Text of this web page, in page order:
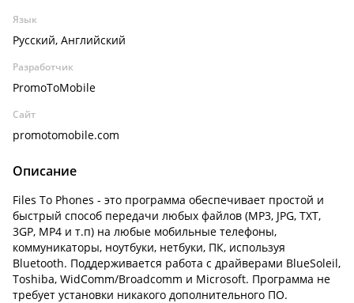
Язык
Русский, Английский
Разработчик
PromoToMobile
Сайт
promotomobile.com
Описание
Files To Phones - это программа обеспечивает простой и
быстрый способ передачи любых файлов (MP3, JPG, TXT,
3GP, MP4 и т.п) на любые мобильные телефоны,
коммуникаторы, ноутбуки, нетбуки, ПК, используя
Bluetooth. Поддерживается работа с драйверами BlueSoleil,
Toshiba, WidComm/Broadcomm и Microsoft. Программа не
требует установки никакого дополнительного ПО.